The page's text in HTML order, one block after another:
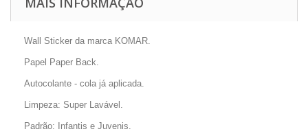
Wall Sticker da marca KOMAR.
Papel Paper Back.
Autocolante - cola já aplicada.
Limpeza: Super Lavável.
Padrão: Infantis e Juvenis.